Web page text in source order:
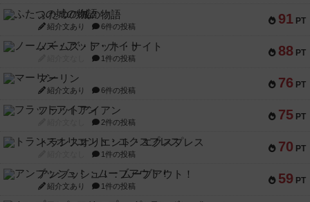
91 PT
ふたつの城の物語
紹介文あり 6件の投稿
88 PT
ノームズ・アット・ナイト
1件の投稿
76 PT
マーリン
紹介文あり 6件の投稿
75 PT
フラットアイアン
2件の投稿
70 PT
トランスオリエント・エクスプレス
1件の投稿
59 PT
アンブッシュ！：ムーブアウト！
紹介文あり 1件の投稿